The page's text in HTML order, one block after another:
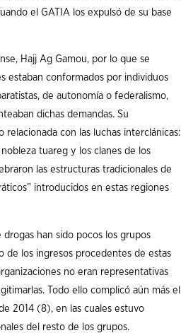
el GATIA los expulsó de su base
Hajj Ag Gamou, por lo que se
estaban conformados por individuos
de autonomía o federalismo,
dichas demandas. Su
con las luchas interclánicas:
tuareg y los clanes de los
las estructuras tradicionales de
introducidos en estas regiones
han sido pocos los grupos
de los ingresos procedentes de estas
no eran representativas
Todo ello complicó aún más el
2014 (8), en las cuales estuvo
del resto de los grupos.